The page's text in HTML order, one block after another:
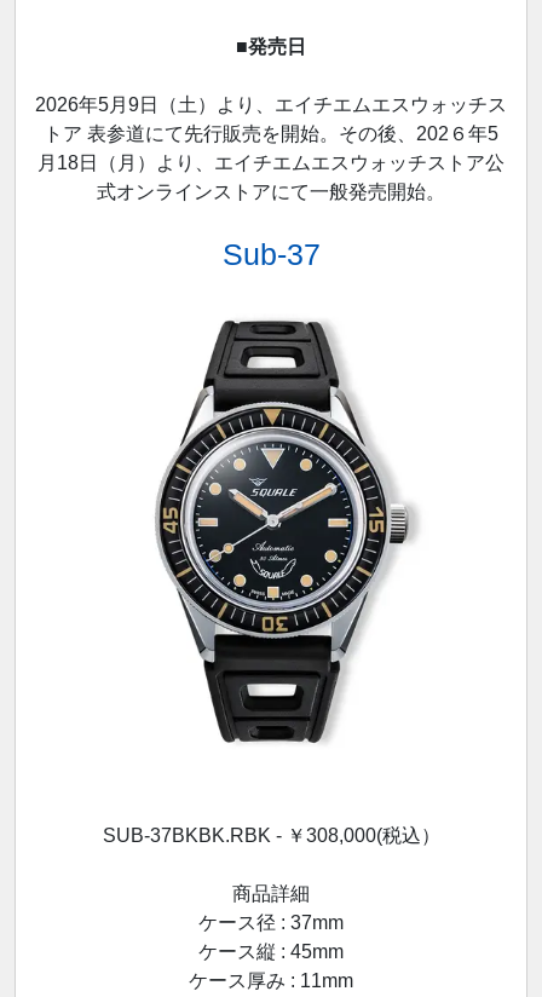
■発売日
2026年5月9日（土）より、エイチエムエスウォッチス
トア 表参道にて先行販売を開始。その後、202６年5
月18日（月）より、エイチエムエスウォッチストア公
式オンラインストアにて一般発売開始。
Sub-37
SUB-37BKBK.RBK - ￥308,000(税込）
商品詳細
ケース径 : 37mm
ケース縦 : 45mm
ケース厚み : 11mm